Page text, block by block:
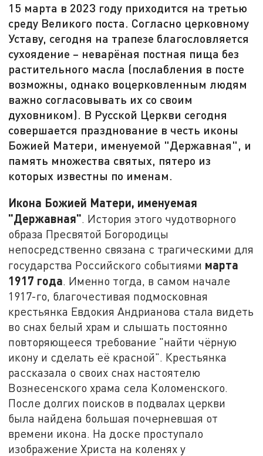
15 марта в 2023 году приходится на третью
среду Великого поста. Согласно церковному
Уставу, сегодня на трапезе благословляется
сухоядение – неварёная постная пища без
растительного масла (послабления в посте
возможны, однако воцерковленным людям
важно согласовывать их со своим
духовником). В Русской Церкви сегодня
совершается празднование в честь иконы
Божией Матери, именуемой "Державная", и
память множества святых, пятеро из
которых известны по именам.
Икона Божией Матери, именуемая
"Державная". История этого чудотворного
образа Пресвятой Богородицы
непосредственно связана с трагическими для
государства Российского событиями марта
1917 года. Именно тогда, в самом начале
1917-го, благочестивая подмосковная
крестьянка Евдокия Андрианова стала видеть
во снах белый храм и слышать постоянно
повторяющееся требование "найти чёрную
икону и сделать её красной". Крестьянка
рассказала о своих снах настоятелю
Вознесенского храма села Коломенского.
После долгих поисков в подвалах церкви
была найдена большая почерневшая от
времени икона. На доске проступало
изображение Христа на коленях у